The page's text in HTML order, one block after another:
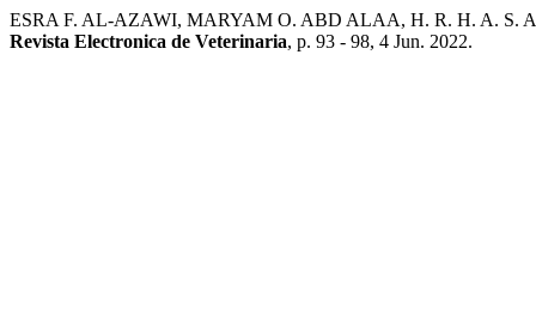
ESRA F. AL-AZAWI, MARYAM O. ABD ALAA, H. R. H. A. S. A.
Revista Electronica de Veterinaria, p. 93 - 98, 4 Jun. 2022.